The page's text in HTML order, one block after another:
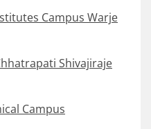
Campus Warje
Shivajiraje
Campus